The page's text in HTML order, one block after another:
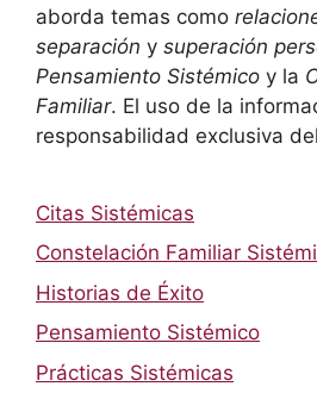
aborda temas como
separación y superación
Pensamiento Sistémico y la
Familiar. El uso de la
responsabilidad exclusiva
Citas Sistémicas
Constelación Familiar
Historias de Éxito
Pensamiento Sistémico
Prácticas Sistémicas